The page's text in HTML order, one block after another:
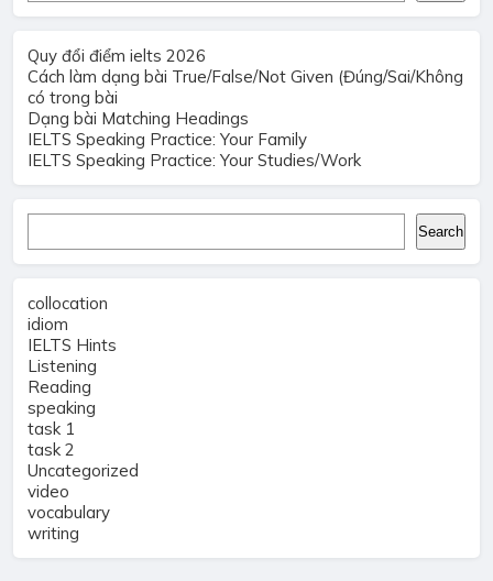
Quy đổi điểm ielts 2026
Cách làm dạng bài True/False/Not Given (Đúng/Sai/Không
có trong bài
Dạng bài Matching Headings
IELTS Speaking Practice: Your Family
IELTS Speaking Practice: Your Studies/Work
Search
collocation
idiom
IELTS Hints
Listening
Reading
speaking
task 1
task 2
Uncategorized
video
vocabulary
writing